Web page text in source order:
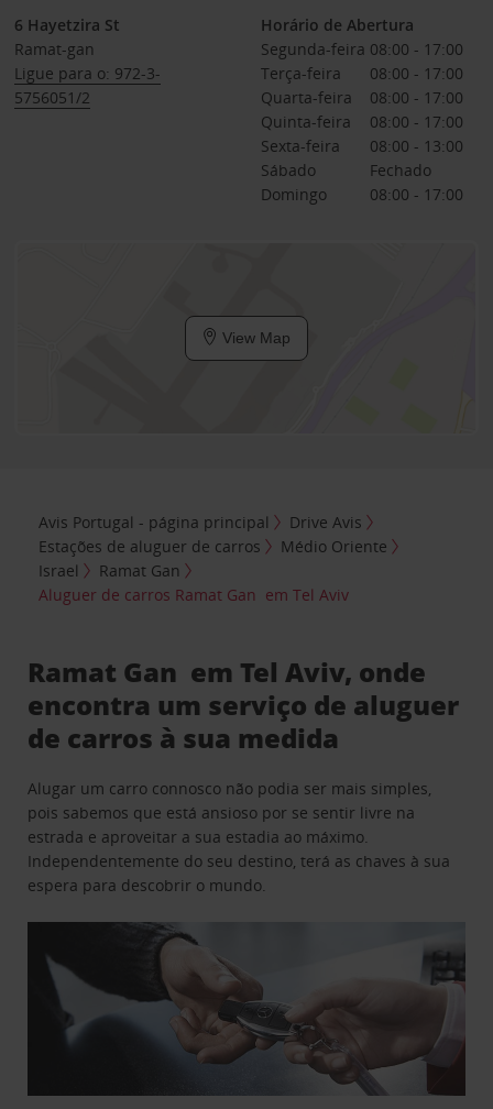
6 Hayetzira St
Ramat-gan
Ligue para o: 972-3-
5756051/2
Horário de Abertura
Segunda-feira 08:00 - 17:00
Terça-feira
08:00 - 17:00
Quarta-feira
08:00 - 17:00
Quinta-feira
08:00 - 17:00
Sexta-feira
08:00 - 13:00
Sábado
Fechado
Domingo
08:00 - 17:00
View Map
Avis Portugal - página principal
Drive Avis
Estações de aluguer de carros
Médio Oriente
Israel
Ramat Gan
Aluguer de carros Ramat Gan em Tel Aviv
Ramat Gan em Tel Aviv, onde
encontra um serviço de aluguer
de carros à sua medida
Alugar um carro connosco não podia ser mais simples,
pois sabemos que está ansioso por se sentir livre na
estrada e aproveitar a sua estadia ao máximo.
Independentemente do seu destino, terá as chaves à sua
espera para descobrir o mundo.